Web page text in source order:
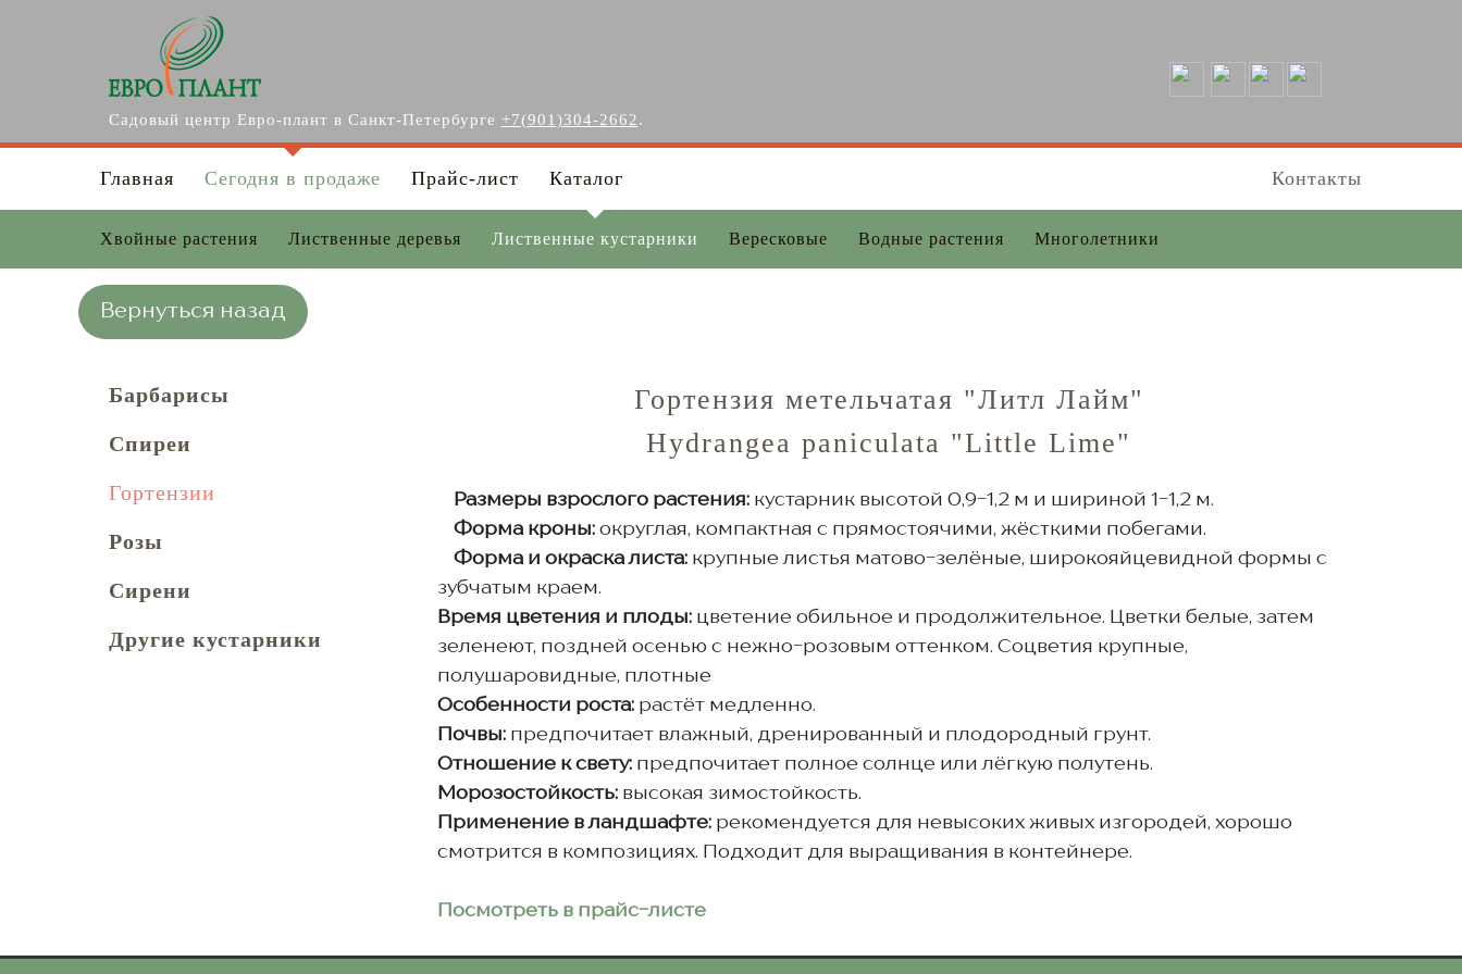
Садовый центр Евро-плант в Санкт-Петербурге +7(901)304-2662.
Главная Сегодня в продаже Прайс-лист Каталог Контакты
Хвойные растения Лиственные деревья Лиственные кустарники Вересковые Водные растения Многолетники
Вернуться назад
Барбарисы
Спиреи
Гортензии
Розы
Сирени
Другие кустарники
Гортензия метельчатая "Литл Лайм"
Hydrangea paniculata "Little Lime"
Размеры взрослого растения: кустарник высотой 0,9-1,2 м и шириной 1-1,2 м.
Форма кроны: округлая, компактная с прямостоячими, жёсткими побегами.
Форма и окраска листа: крупные листья матово-зелёные, широкояйцевидной формы с
зубчатым краем.
Время цветения и плоды: цветение обильное и продолжительное. Цветки белые, затем
зеленеют, поздней осенью с нежно-розовым оттенком. Соцветия крупные,
полушаровидные, плотные
Особенности роста: растёт медленно.
Почвы: предпочитает влажный, дренированный и плодородный грунт.
Отношение к свету: предпочитает полное солнце или лёгкую полутень.
Морозостойкость: высокая зимостойкость.
Применение в ландшафте: рекомендуется для невысоких живых изгородей, хорошо
смотрится в композициях. Подходит для выращивания в контейнере.
Посмотреть в прайс-листе